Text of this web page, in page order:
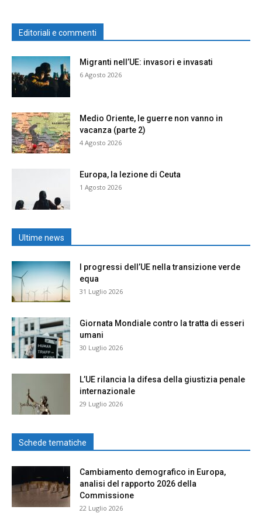
Editoriali e commenti
Migranti nell’UE: invasori e invasati
6 Agosto 2026
Medio Oriente, le guerre non vanno in
vacanza (parte 2)
4 Agosto 2026
Europa, la lezione di Ceuta
1 Agosto 2026
Ultime news
I progressi dell’UE nella transizione verde
equa
31 Luglio 2026
Giornata Mondiale contro la tratta di esseri
umani
30 Luglio 2026
L’UE rilancia la difesa della giustizia penale
internazionale
29 Luglio 2026
Schede tematiche
Cambiamento demografico in Europa,
analisi del rapporto 2026 della
Commissione
22 Luglio 2026